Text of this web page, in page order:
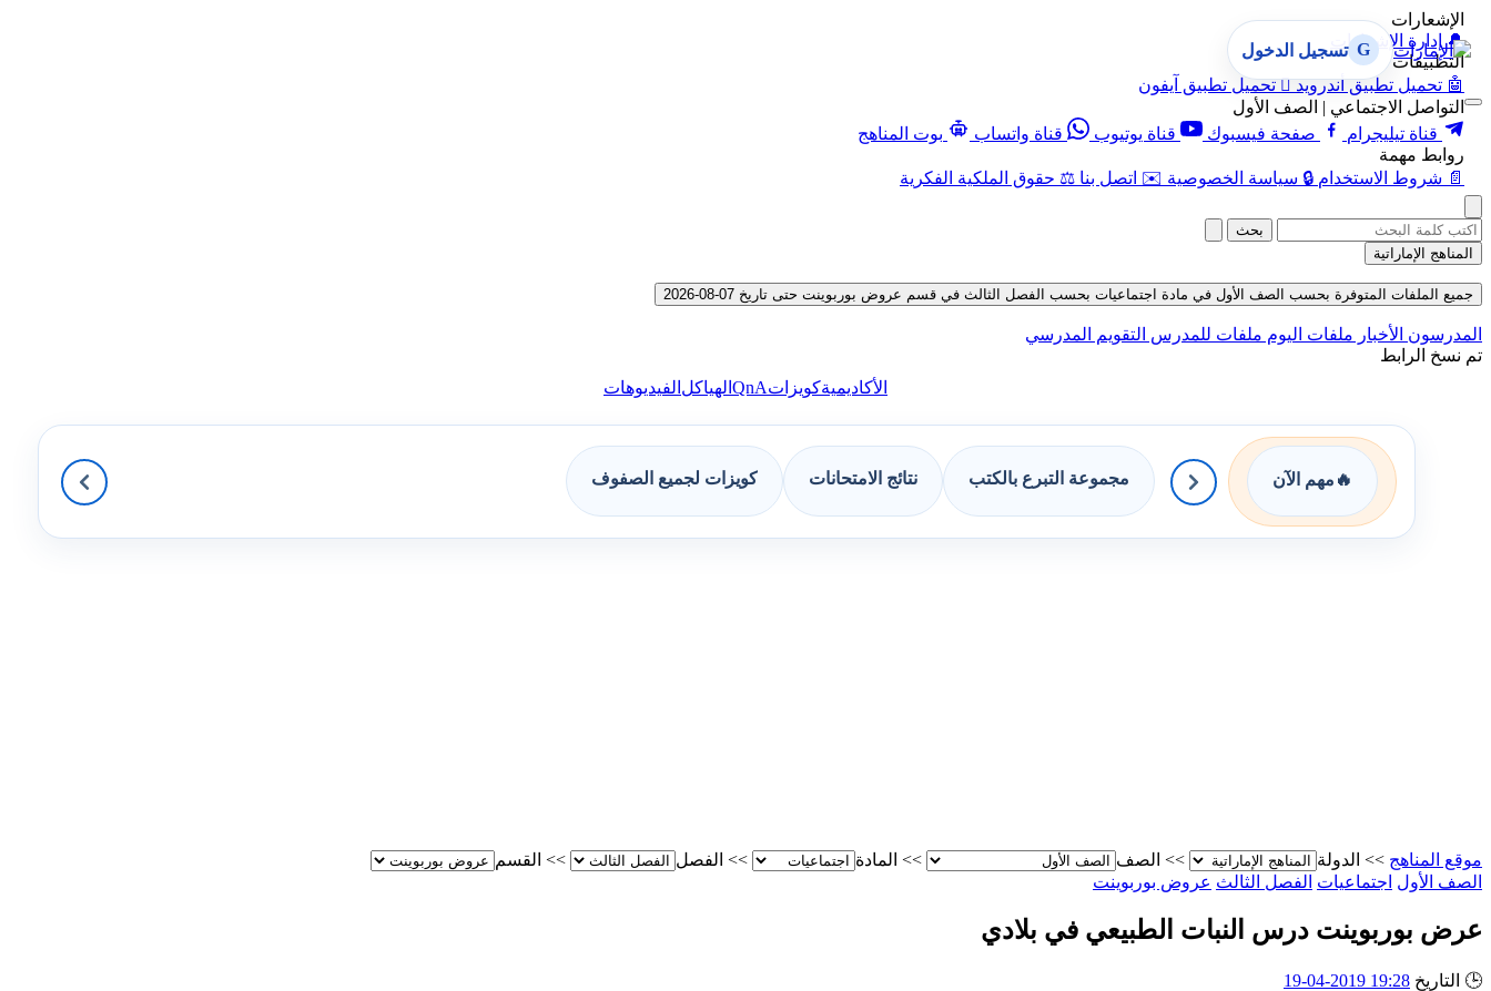
الإشعارات
🔔 إدارة الإشعارات
التطبيقات
🤖 تحميل تطبيق أندرويد  تحميل تطبيق آيفون
التواصل الاجتماعي | الصف الأول
قناة تيليجرام
صفحة فيسبوك قناة يوتيوب قناة واتساب
بوت المناهج
روابط مهمة
📄 شروط الاستخدام 🔒 سياسة الخصوصية ✉️ اتصل بنا ⚖️ حقوق الملكية الفكرية
G تسجيل الدخول
بحث
المناهج الإماراتية
جميع الملفات المتوفرة بحسب الصف الأول في مادة اجتماعيات بحسب الفصل الثالث في قسم عروض بوربوينت حتى تاريخ 07-08-2026
المدرسون الأخبار ملفات اليوم ملفات للمدرس التقويم المدرسي
تم نسخ الرابط
الأكاديميةكويزاتQnA الهياكل الفيديوهات
🔥 مهم الآن مجموعة التبرع بالكتب نتائج الامتحانات كويزات لجميع الصفوف
موقع المناهج >> الدولة >> الصف >> المادة >> الفصل >> القسم
الصف الأول اجتماعيات الفصل الثالث عروض بوربوينت
عرض بوربوينت درس النبات الطبيعي في بلادي
🕒 التاريخ 19:28 2019-04-19